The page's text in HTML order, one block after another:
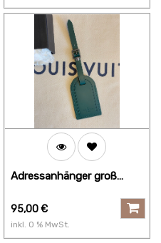
Adressanhänger groß
95,00€
inkl. 0 % MwSt.